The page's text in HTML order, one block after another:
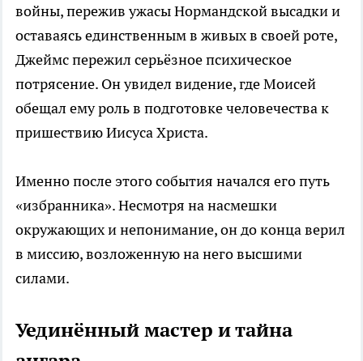
войны, пережив ужасы Нормандской высадки и
оставаясь единственным в живых в своей роте,
Джеймс пережил серьёзное психическое
потрясение. Он увидел видение, где Моисей
обещал ему роль в подготовке человечества к
пришествию Иисуса Христа.
Именно после этого события начался его путь
«избранника». Несмотря на насмешки
окружающих и непонимание, он до конца верил
в миссию, возложенную на него высшими
силами.
Уединённый мастер и тайна